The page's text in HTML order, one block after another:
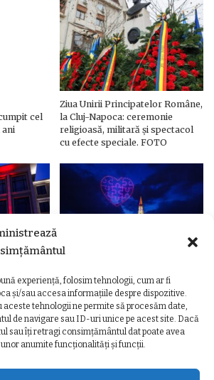
experiență, folosim tehnologii, cum ar fi
și/sau accesa informațiile despre dispozitive.
tehnologii ne permite să procesăm date,
de navigare sau ID-uri unice pe acest site. Dacă
sau îți retragi consimțământul dat poate avea
anumite funcționalități și funcții.
cel
Ziua Unirii Principatelor Române,
la Cluj-Napoca: ceremonie
religioasă, militară și spectacol
cu efecte speciale. FOTO
Române
Ziua Unirii la Cluj-Napoca.
Programul complet al
evenimentelor